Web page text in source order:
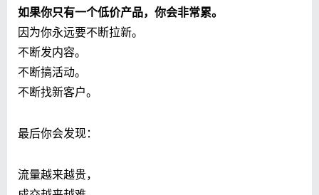
如果你只有一个低价产品，你会非常累。
因为你永远要不断拉新。
不断发内容。
不断搞活动。
不断找新客户。
最后你会发现：
流量越来越贵，